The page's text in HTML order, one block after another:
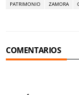
PATRIMONIO ZAMORA
COMENTARIOS